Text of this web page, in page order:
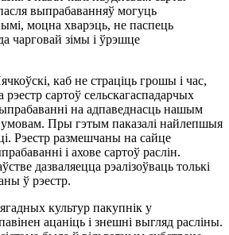
выпрабаванняў могуць
моцна хварэць, не паспець
чарговай зімы і ўрэшце
каб не страціць грошы і час,
сартоў сельскагаспадарчых
на адпаведнасць нашым
Пры гэтым паказалі найлепшыя
Рэестр размешчаны на сайце
і ахове сартоў раслін.
дазваляецца рэалізоўваць толькі
ў рэестр.
культур пакупнік у
ацаніць і знешні выгляд расліны.